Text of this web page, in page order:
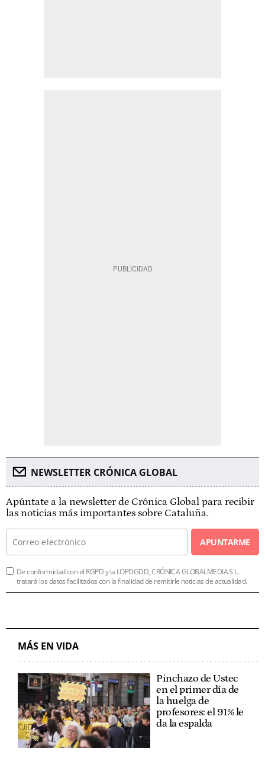
NEWSLETTER CRÓNICA GLOBAL
Apúntate a la newsletter de Crónica Global para recibir
las noticias más importantes sobre Cataluña.
APUNTARME
De conformidad con el RGPD y la LOPDGDD, CRÓNICA GLOBALMEDIA S.L.
tratará los datos facilitados con la finalidad de remitirle noticias de actualidad.
MÁS EN VIDA
Pinchazo de Ustec
en el primer día de
la huelga de
profesores: el 91% le
da la espalda